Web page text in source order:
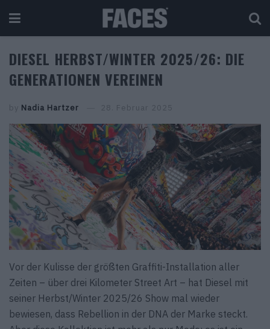
DIESEL HERBST/WINTER 2025/26: DIE
GENERATIONEN VEREINEN
by Nadia Hartzer 28. Februar 2025
Vor der Kulisse der größten Graffiti-Installation aller
Zeiten – über drei Kilometer Street Art – hat Diesel mit
seiner Herbst/Winter 2025/26 Show mal wieder
bewiesen, dass Rebellion in der DNA der Marke steckt.